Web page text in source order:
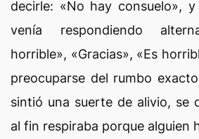
decirle: «No hay consuelo»,
venía respondiendo
horrible», «Gracias», «Es
preocuparse del rumbo
sintió una suerte de alivio, se
al fin respiraba porque alguien